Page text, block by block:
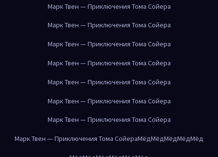
Марк Твен — Приключения Тома Сойера
Марк Твен — Приключения Тома Сойера
Марк Твен — Приключения Тома Сойера
Марк Твен — Приключения Тома Сойера
Марк Твен — Приключения Тома Сойера
Марк Твен — Приключения Тома Сойера
Марк Твен — Приключения Тома Сойера
Марк Твен — Приключения Тома СойераМёдМёдМёдМёдМёд